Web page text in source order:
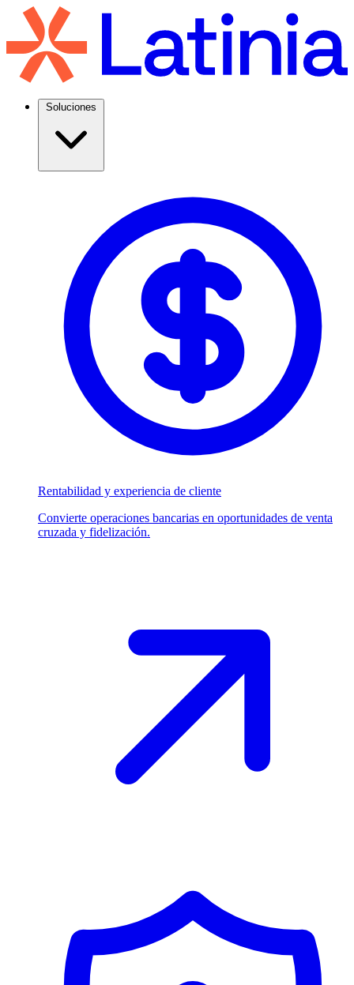
Soluciones
Rentabilidad y experiencia de cliente
Convierte operaciones bancarias en oportunidades de venta
cruzada y fidelización.